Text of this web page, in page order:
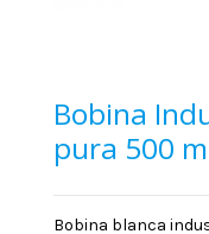
Bobina
pura 500
Bobina blanca